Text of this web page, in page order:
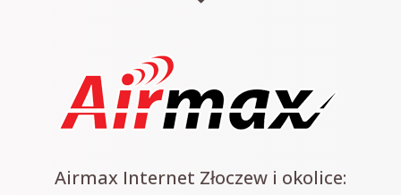
Airmax Internet Złoczew i okolice: